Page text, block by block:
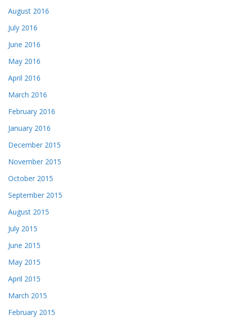
August 2016
July 2016
June 2016
May 2016
April 2016
March 2016
February 2016
January 2016
December 2015
November 2015
October 2015
September 2015
August 2015
July 2015
June 2015
May 2015
April 2015
March 2015
February 2015